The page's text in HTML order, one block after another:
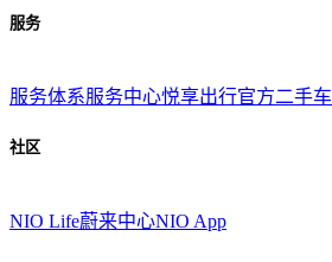
服务
服务体系服务中心悦享出行官方二手车
社区
NIO Life蔚来中心NIO App